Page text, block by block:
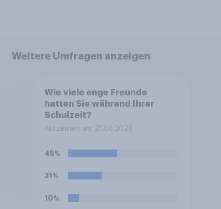
Weitere Umfragen anzeigen
Wie viele enge Freunde
hatten Sie während Ihrer
Schulzeit?
Aktualisiert am 25.06.2026
45%
31%
10%